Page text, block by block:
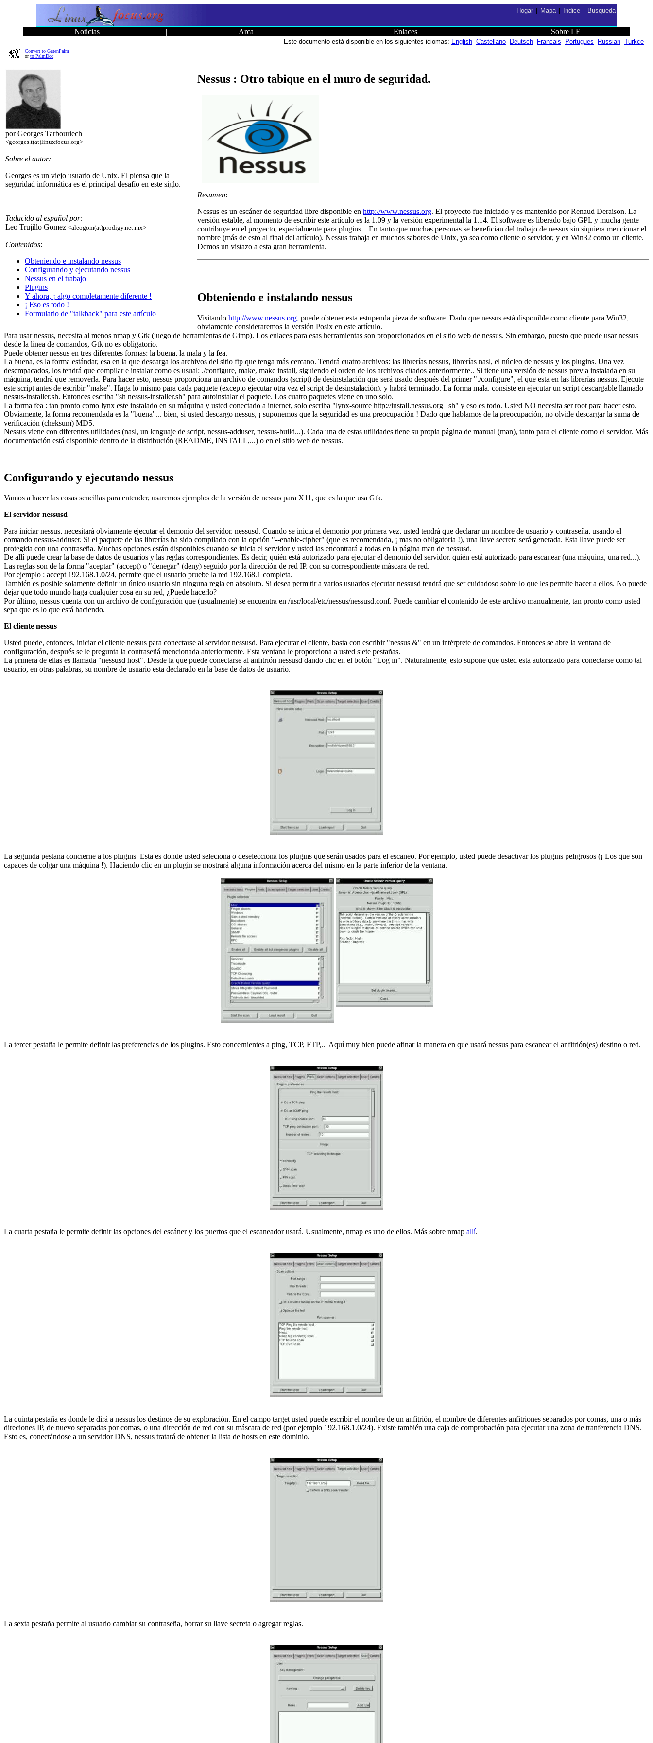
Hogar| Mapa| Indice| Busqueda
Noticias | Arca | Enlaces | Sobre LF
Este documento está disponible en los siguientes idiomas: English Castellano Deutsch Francais Portugues Russian Turkce
Convert to GutenPalm
orto PalmDoc
por Georges Tarbouriech
<georges.t(at)linuxfocus.org>
Sobre el autor:
Georges es un viejo usuario de Unix. El piensa que la
seguridad informática es el principal desafío en este siglo.
Taducido al español por:
Leo Trujillo Gomez <aleogom(at)prodigy.net.mx>
Contenidos:
Obteniendo e instalando nessus
Configurando y ejecutando nessus
Nessus en el trabajo
Plugins
Y ahora, ¡ algo completamente diferente !
¡ Eso es todo !
Formulario de "talkback" para este artículo
Nessus : Otro tabique en el muro de seguridad.
Resumen:
Nessus es un escáner de seguridad libre disponible en http://www.nessus.org. El proyecto fue iniciado y es mantenido por Renaud Deraison. La
versión estable, al momento de escribir este artículo es la 1.09 y la versión experimental la 1.14. El software es liberado bajo GPL y mucha gente
contribuye en el proyecto, especialmente para plugins... En tanto que muchas personas se benefician del trabajo de nessus sin siquiera mencionar el
nombre (más de esto al final del artículo). Nessus trabaja en muchos sabores de Unix, ya sea como cliente o servidor, y en Win32 como un cliente.
Demos un vistazo a esta gran herramienta.
Obteniendo e instalando nessus
Visitando http://www.nessus.org, puede obtener esta estupenda pieza de software. Dado que nessus está disponible como cliente para Win32,
obviamente consideraremos la versión Posix en este artículo.
Para usar nessus, necesita al menos nmap y Gtk (juego de herramientas de Gimp). Los enlaces para esas herramientas son proporcionados en el sitio web de nessus. Sin embargo, puesto que puede usar nessus
desde la línea de comandos, Gtk no es obligatorio.
Puede obtener nessus en tres diferentes formas: la buena, la mala y la fea.
La buena, es la forma estándar, esa en la que descarga los archivos del sitio ftp que tenga más cercano. Tendrá cuatro archivos: las librerías nessus, librerías nasl, el núcleo de nessus y los plugins. Una vez
desempacados, los tendrá que compilar e instalar como es usual: ./configure, make, make install, siguiendo el orden de los archivos citados anteriormente.. Si tiene una versión de nessus previa instalada en su
máquina, tendrá que removerla. Para hacer esto, nessus proporciona un archivo de comandos (script) de desinstalación que será usado después del primer "./configure", el que esta en las librerías nessus. Ejecute
este script antes de escribir "make". Haga lo mismo para cada paquete (excepto ejecutar otra vez el script de desinstalación), y habrá terminado. La forma mala, consiste en ejecutar un script descargable llamado
nessus-installer.sh. Entonces escriba "sh nessus-installer.sh" para autoinstalar el paquete. Los cuatro paquetes viene en uno solo.
La forma fea : tan pronto como lynx este instalado en su máquina y usted conectado a internet, solo escriba "lynx-source http://install.nessus.org | sh" y eso es todo. Usted NO necesita ser root para hacer esto.
Obviamente, la forma recomendada es la "buena"... bien, si usted descargo nessus, ¡ suponemos que la seguridad es una preocupación ! Dado que hablamos de la preocupación, no olvide descargar la suma de
verificación (cheksum) MD5.
Nessus viene con diferentes utilidades (nasl, un lenguaje de script, nessus-adduser, nessus-build...). Cada una de estas utilidades tiene su propia página de manual (man), tanto para el cliente como el servidor. Más
documentación está disponible dentro de la distribución (README, INSTALL,...) o en el sitio web de nessus.
Configurando y ejecutando nessus
Vamos a hacer las cosas sencillas para entender, usaremos ejemplos de la versión de nessus para X11, que es la que usa Gtk.
El servidor nessusd
Para iniciar nessus, necesitará obviamente ejecutar el demonio del servidor, nessusd. Cuando se inicia el demonio por primera vez, usted tendrá que declarar un nombre de usuario y contraseña, usando el
comando nessus-adduser. Si el paquete de las librerías ha sido compilado con la opción "--enable-cipher" (que es recomendada, ¡ mas no obligatoria !), una llave secreta será generada. Esta llave puede ser
protegida con una contraseña. Muchas opciones están disponibles cuando se inicia el servidor y usted las encontrará a todas en la página man de nessusd.
De allí puede crear la base de datos de usuarios y las reglas correspondientes. Es decir, quién está autorizado para ejecutar el demonio del servidor. quién está autorizado para escanear (una máquina, una red...).
Las reglas son de la forma "aceptar" (accept) o "denegar" (deny) seguido por la dirección de red IP, con su correspondiente máscara de red.
Por ejemplo : accept 192.168.1.0/24, permite que el usuario pruebe la red 192.168.1 completa.
También es posible solamente definir un único usuario sin ninguna regla en absoluto. Si desea permitir a varios usuarios ejecutar nessusd tendrá que ser cuidadoso sobre lo que les permite hacer a ellos. No puede
dejar que todo mundo haga cualquier cosa en su red, ¿Puede hacerlo?
Por último, nessus cuenta con un archivo de configuración que (usualmente) se encuentra en /usr/local/etc/nessus/nessusd.conf. Puede cambiar el contenido de este archivo manualmente, tan pronto como usted
sepa que es lo que está haciendo.
El cliente nessus
Usted puede, entonces, iniciar el cliente nessus para conectarse al servidor nessusd. Para ejecutar el cliente, basta con escribir "nessus &" en un intérprete de comandos. Entonces se abre la ventana de
configuración, después se le pregunta la contraseñá mencionada anteriormente. Esta ventana le proporciona a usted siete pestañas.
La primera de ellas es llamada "nessusd host". Desde la que puede conectarse al anfitrión nessusd dando clic en el botón "Log in". Naturalmente, esto supone que usted esta autorizado para conectarse como tal
usuario, en otras palabras, su nombre de usuario esta declarado en la base de datos de usuario.
La segunda pestaña concierne a los plugins. Esta es donde usted seleciona o deselecciona los plugins que serán usados para el escaneo. Por ejemplo, usted puede desactivar los plugins peligrosos (¡ Los que son
capaces de colgar una máquina !). Haciendo clic en un plugin se mostrará alguna información acerca del mismo en la parte inferior de la ventana.
La tercer pestaña le permite definir las preferencias de los plugins. Esto concernientes a ping, TCP, FTP,... Aquí muy bien puede afinar la manera en que usará nessus para escanear el anfitrión(es) destino o red.
La cuarta pestaña le permite definir las opciones del escáner y los puertos que el escaneador usará. Usualmente, nmap es uno de ellos. Más sobre nmap allí.
La quinta pestaña es donde le dirá a nessus los destinos de su exploración. En el campo target usted puede escribir el nombre de un anfitrión, el nombre de diferentes anfitriones separados por comas, una o más
direciones IP, de nuevo separadas por comas, o una dirección de red con su máscara de red (por ejemplo 192.168.1.0/24). Existe también una caja de comprobación para ejecutar una zona de tranferencia DNS.
Esto es, conectándose a un servidor DNS, nessus tratará de obtener la lista de hosts en este dominio.
La sexta pestaña permite al usuario cambiar su contraseña, borrar su llave secreta o agregar reglas.